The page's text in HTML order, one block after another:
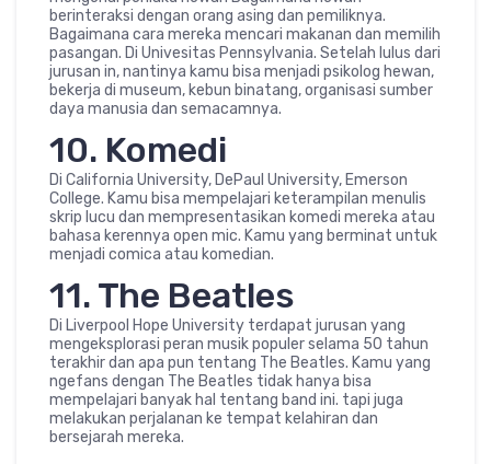
berinteraksi dengan orang asing dan pemiliknya.
Bagaimana cara mereka mencari makanan dan memilih
pasangan. Di Univesitas Pennsylvania. Setelah lulus dari
jurusan in, nantinya kamu bisa menjadi psikolog hewan,
bekerja di museum, kebun binatang, organisasi sumber
daya manusia dan semacamnya.
10. Komedi
Di California University, DePaul University, Emerson
College. Kamu bisa mempelajari keterampilan menulis
skrip lucu dan mempresentasikan komedi mereka atau
bahasa kerennya open mic. Kamu yang berminat untuk
menjadi comica atau komedian.
11. The Beatles
Di Liverpool Hope University terdapat jurusan yang
mengeksplorasi peran musik populer selama 50 tahun
terakhir dan apa pun tentang The Beatles. Kamu yang
ngefans dengan The Beatles tidak hanya bisa
mempelajari banyak hal tentang band ini. tapi juga
melakukan perjalanan ke tempat kelahiran dan
bersejarah mereka.